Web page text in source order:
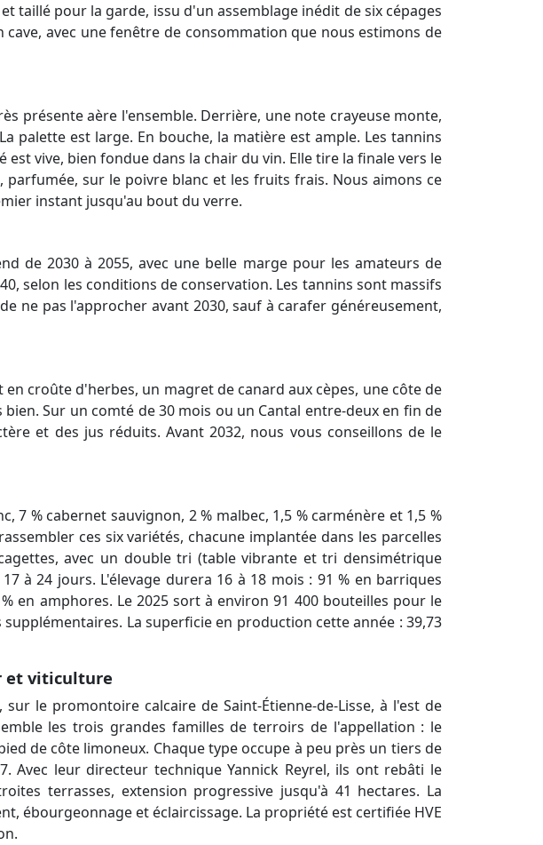
taillé pour la garde, issu d'un assemblage inédit de six cépages
avec une fenêtre de consommation que nous estimons de
présente aère l'ensemble. Derrière, une note crayeuse monte,
palette est large. En bouche, la matière est ample. Les tannins
vive, bien fondue dans la chair du vin. Elle tire la finale vers le
sur le poivre blanc et les fruits frais. Nous aimons ce
instant jusqu'au bout du verre.
de 2030 à 2055, avec une belle marge pour les amateurs de
selon les conditions de conservation. Les tannins sont massifs
ne pas l'approcher avant 2030, sauf à carafer généreusement,
croûte d'herbes, un magret de canard aux cèpes, une côte de
Sur un comté de 30 mois ou un Cantal entre-deux en fin de
et des jus réduits. Avant 2032, nous vous conseillons de le
7 % cabernet sauvignon, 2 % malbec, 1,5 % carménère et 1,5 %
ces six variétés, chacune implantée dans les parcelles
avec un double tri (table vibrante et tri densimétrique
à 24 jours. L'élevage durera 16 à 18 mois : 91 % en barriques
en amphores. Le 2025 sort à environ 91 400 bouteilles pour le
La superficie en production cette année : 39,73
et viticulture
le promontoire calcaire de Saint-Étienne-de-Lisse, à l'est de
les trois grandes familles de terroirs de l'appellation : le
de côte limoneux. Chaque type occupe à peu près un tiers de
Avec leur directeur technique Yannick Reyrel, ils ont rebâti le
terrasses, extension progressive jusqu'à 41 hectares. La
ébourgeonnage et éclaircissage. La propriété est certifiée HVE